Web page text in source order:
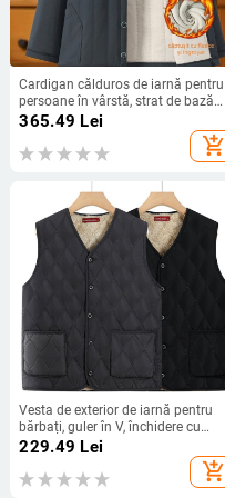
Cardigan călduros de iarnă pentru
persoane în vârstă, strat de bază
din poliester, mâneci lungi, guler
365.49 Lei
add_shopping_cart
Vesta de exterior de iarnă pentru
bărbați, guler în V, închidere cu
nasturi, buzunare 3D, material din
229.49 Lei
add_shopping_cart